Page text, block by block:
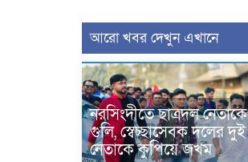
আরো খবর দেখুন এখানে
নরসিংদীতে ছাত্রদল নেতাকে
গুলি, স্বেচ্ছাসেবক দলের দুই
নেতাকে কুপিয়ে জখম